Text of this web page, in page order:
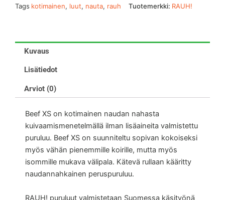
Tags kotimainen, luut, nauta, rauh Tuotemerkki: RAUH!
Kuvaus
Lisätiedot
Arviot (0)
Beef XS on kotimainen naudan nahasta
kuivaamismenetelmällä ilman lisäaineita valmistettu
puruluu. Beef XS on suunniteltu sopivan kokoiseksi
myös vähän pienemmille koirille, mutta myös
isommille mukava välipala. Kätevä rullaan kääritty
naudannahkainen peruspuruluu.
RAUH! puruluut valmistetaan Suomessa käsityönä